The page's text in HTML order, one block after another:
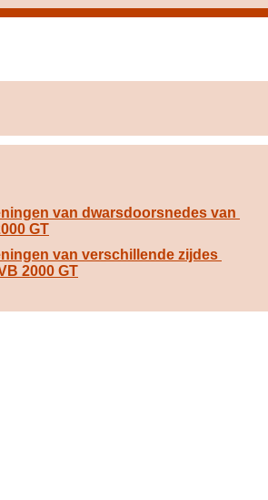
van dwarsdoorsnedes van
GT
van verschillende zijdes
2000 GT